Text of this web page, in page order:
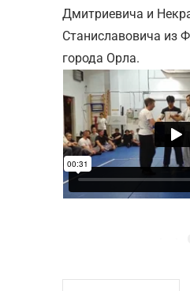
Дмитриевича и
Станиславовича из
города Орла.